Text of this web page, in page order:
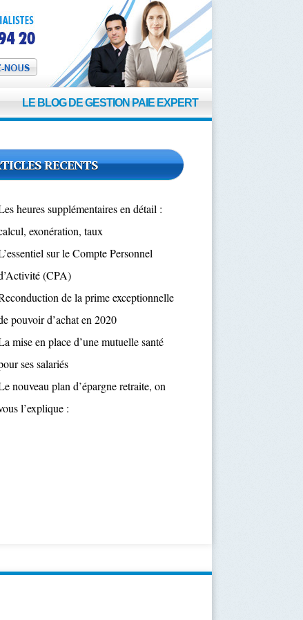
LE BLOG DE GESTION PAIE EXPERT
RECENTS
heures supplémentaires en détail :
exonération, taux
sur le Compte Personnel
(CPA)
de la prime exceptionnelle
pouvoir d’achat en 2020
mise en place d’une mutuelle santé
ses salariés
nouveau plan d’épargne retraite, on
l’explique :